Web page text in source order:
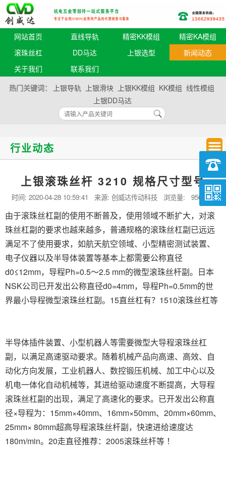
网站首页 直线导轨 精密KK模组
精密KA模组
滚珠丝杠
DD马达 上银选型
新闻动态
关于我们
联系我们
热门关键词：
上银导轨 上银滑块 上银KK模组 KK模组 线性模组
上银DD马达
行业动态
上银滚珠丝杆 3210 规格尺寸型号
时间: 2020-04-28 10:59:41 来源: 创威达传动科技 浏览量: 956 次
由于滚珠丝杠副的使用不断普及，使用领域不断扩大，对滚
珠丝杠副的要求也越来越多，普通规格的滚珠丝杠副已远远
满足不了使用要求，如航天航空领域、小型精密测试装置、
电子仪器以及半导体装置等基本上都需要公称直径
d0≤12mm，导程Ph=0.5～2.5 mm的微型滚珠丝杆副。日本
NSK公司已开发出公称直径d0=4mm，导程Ph=0.5mm的世
界最小导程微型滚珠丝杠副。15直丝杠有？1510滚珠丝杠等
半导体插件装置、小型机器人等需要微型大导程滚珠丝杠
副，以满足高速驱动要求。随着机械产品向高速、高效、自
动化方向发展，工业机器人、数控锻压机械、加工中心以及
机电一体化自动机械等，其进给驱动速度不断提高，大导程
滚珠丝杠副的出现，满足了高速化的要求。已开发出公称直
径×导程为：15mm×40mm、16mm×50mm、20mm×60mm、
25mm× 80mm超高导程滚珠丝杆副，快速进给速度达
180m/min。20走直径推荐：2005滚珠丝杆等 ！